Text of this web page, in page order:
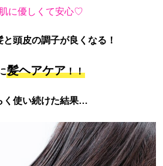
に優しくて安心♡
頭皮の調子が良くなる！
髪ヘアケア！！
く使い続けた結果…